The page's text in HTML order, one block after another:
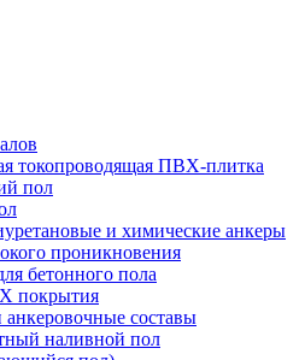
токопроводящая ПВХ-плитка
пол
и химические анкеры
проникновения
бетонного пола
покрытия
составы
наливной пол